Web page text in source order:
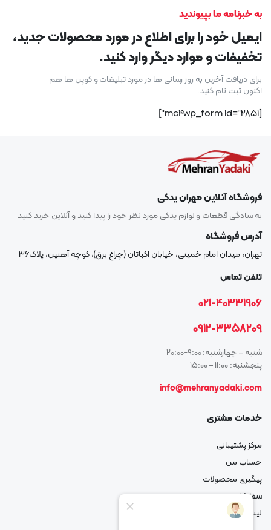
به خبرنامه ما بپیوندید
ایمیل خود را برای اطلاع در مورد محصولات جدید،
تخفیفات و موارد دیگر وارد کنید.
برای دریافت آخرین به روز رسانی ها در مورد تبلیغات و کوپن ها هم
اکنون ثبت نام کنید.
[mc4wp_form id="2851"]
فروشگاه آنلاین مهران یدکی
به سادگی قطعات و لوازم یدکی مورد نظر خود را پیدا کنید و آنلاین خرید کنید
آدرس فروشگاه
تهران، میدان امام خمینی، خیابان اکباتان (چراغ برق)، کوچه آهنین، پلاک۳۶
تلفن تماس
021-40331906
0912-3358209
شنبه – چهارشنبه: 9:00-20:00
پنجشنبه: 11:00 – 15:00
info@mehranyadaki.com
خدمات مشتری
مرکز پشتیبانی
حساب من
پیگیری محصولات
سفارشات من
لیست علاقه مندی شما